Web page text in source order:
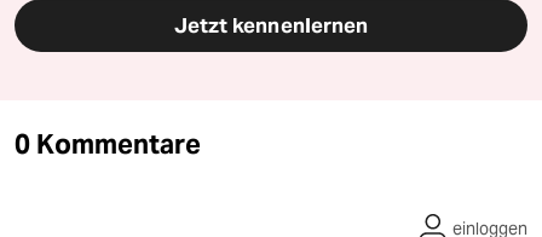
Jetzt kennenlernen
0 Kommentare
einloggen